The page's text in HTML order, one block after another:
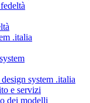
.italia
system .italia
e servizi
dei modelli